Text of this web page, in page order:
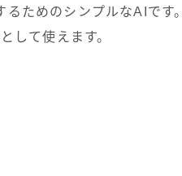
ためのシンプルなAIです。
して使えます。